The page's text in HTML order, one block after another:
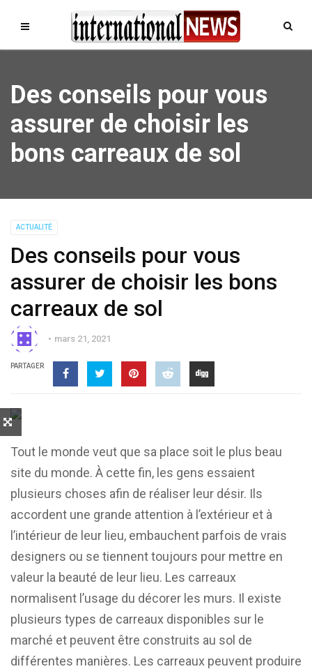
Des conseils pour vous
assurer de choisir les
bons carreaux de sol
ACTUALITÉ
Des conseils pour vous
assurer de choisir les bons
carreaux de sol
mars 21, 2021
PARTAGER
Tout le monde veut que sa place soit le plus beau
site du monde. À cette fin, les gens essaient
plusieurs choses afin de réaliser leur désir. Ils
accordent une grande attention à l’extérieur et à
l’intérieur de leur lieu, embauchent parfois de vrais
designers ou se tiennent toujours pour mettre en
valeur la beauté de leur lieu. Les carreaux
normalisent l’usage du décorer les murs. Il existe
plusieurs types de carreaux disponibles sur le
marché et peuvent être construits au sol de
différentes manières. Les carreaux peuvent produire